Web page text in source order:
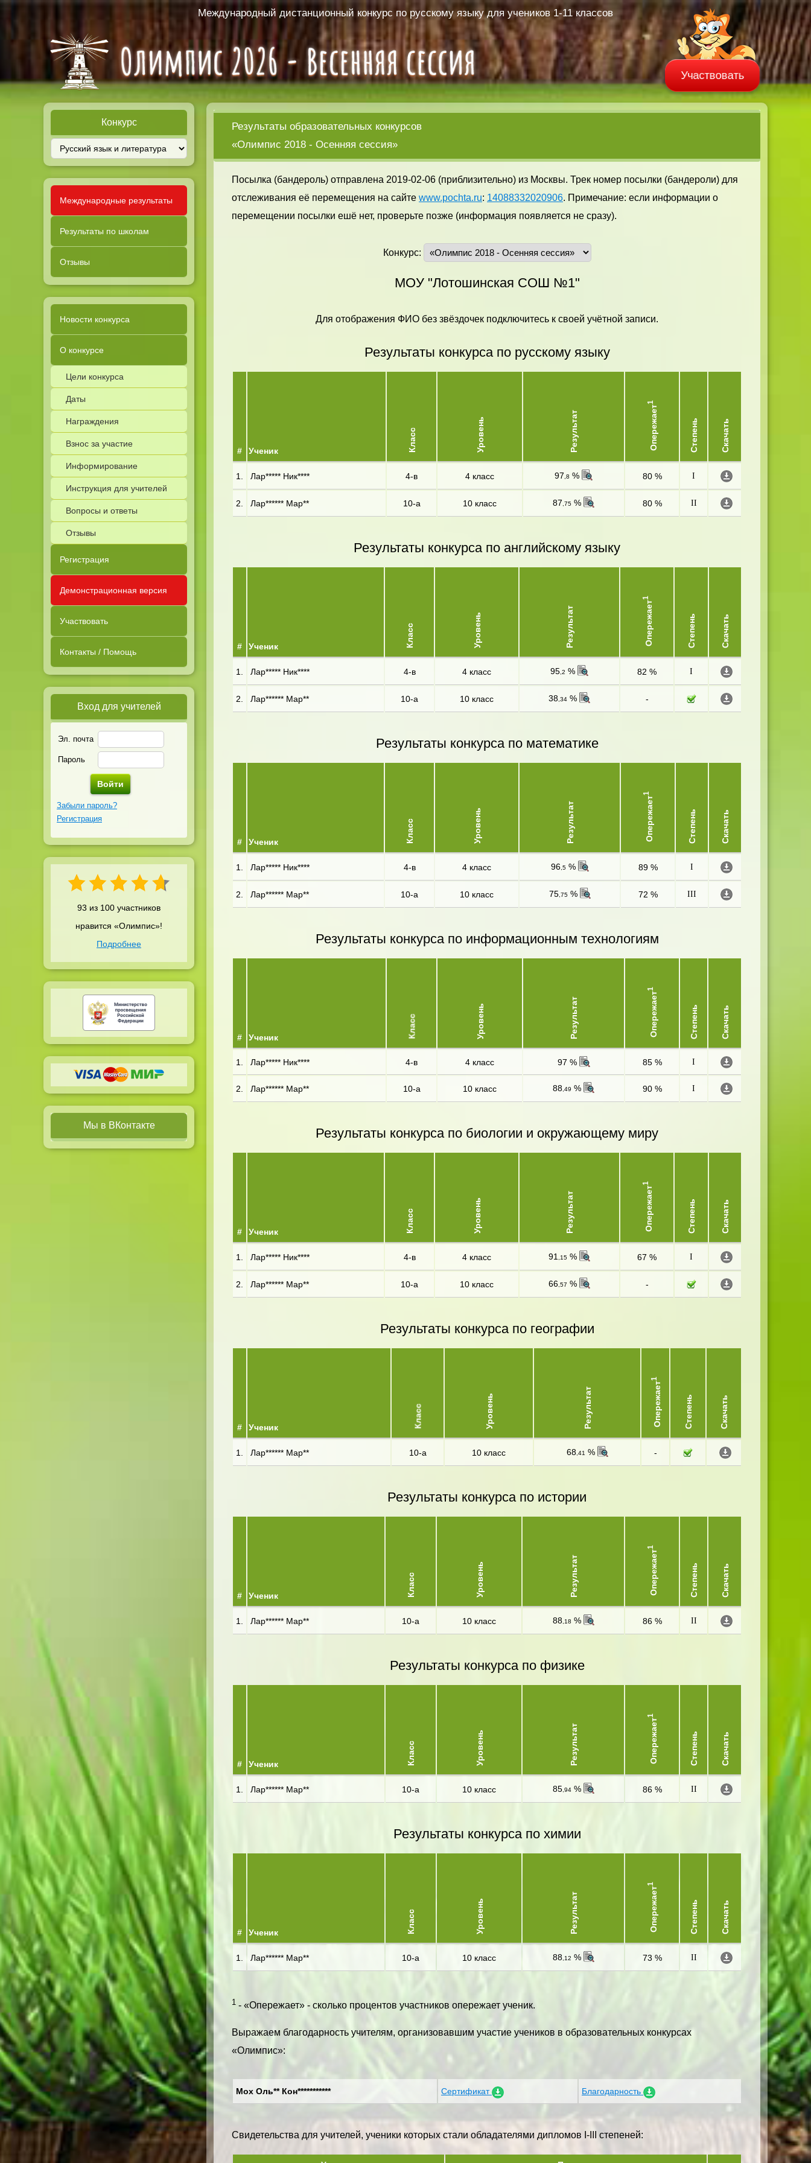
Международный дистанционный конкурс по русскому языку для учеников 1-11 классов
Участвовать
Конкурс
Международные результаты
Результаты по школам
Отзывы
Новости конкурса
О конкурсе
Цели конкурса
Даты
Награждения
Взнос за участие
Информирование
Инструкция для учителей
Вопросы и ответы
Отзывы
Регистрация
Демонстрационная версия
Участвовать
Контакты / Помощь
Вход для учителей
Эл. почта
Пароль
Забыли пароль?
Регистрация
93 из 100 участников
нравится «Олимпис»!
Подробнее
Мы в ВКонтакте
Результаты образовательных конкурсов
«Олимпис 2018 - Осенняя сессия»
Посылка (бандероль) отправлена 2019-02-06 (приблизительно) из Москвы. Трек номер посылки (бандероли) для
отслеживания её перемещения на сайте www.pochta.ru: 14088332020906. Примечание: если информации о
перемещении посылки ешё нет, проверьте позже (информация появляется не сразу).
Конкурс:
МОУ "Лотошинская СОШ №1"
Для отображения ФИО без звёздочек подключитесь к своей учётной записи.
Результаты конкурса по русскому языку
# Ученик Класс Уровень Результат Опережает
1
Степень Скачать
1. Лар***** Ник**** 4-в 4 класс 97 ,8 % 80 % I
2. Лар****** Мар** 10-а 10 класс 87 ,75 % 80 % II
Результаты конкурса по английскому языку
# Ученик Класс Уровень Результат Опережает
1
Степень Скачать
1. Лар***** Ник**** 4-в 4 класс 95 ,2 % 82 % I
2. Лар****** Мар** 10-а 10 класс 38 ,34 % -
Результаты конкурса по математике
# Ученик Класс Уровень Результат Опережает
1
Степень Скачать
1. Лар***** Ник**** 4-в 4 класс 96,5% 89 % I
2. Лар****** Мар** 10-а 10 класс 75,75% 72 % III
Результаты конкурса по информационным технологиям
# Ученик Класс Уровень Результат Опережает
1
Степень Скачать
1. Лар***** Ник**** 4-в 4 класс 97 % 85 % I
2. Лар****** Мар** 10-а 10 класс 88 ,49 % 90 % I
Результаты конкурса по биологии и окружающему миру
# Ученик Класс Уровень Результат Опережает
1
Степень Скачать
1. Лар***** Ник**** 4-в 4 класс 91 ,15 % 67 % I
2. Лар****** Мар** 10-а 10 класс 66 ,57 % -
Результаты конкурса по географии
# Ученик Класс Уровень Результат Опережает
1
Степень Скачать
1. Лар****** Мар** 10-а 10 класс 68,41 % -
Результаты конкурса по истории
# Ученик Класс Уровень Результат Опережает
1
Степень Скачать
1. Лар****** Мар** 10-а 10 класс 88,18 % 86 % II
Результаты конкурса по физике
# Ученик Класс Уровень Результат Опережает
1
Степень Скачать
1. Лар****** Мар** 10-а 10 класс 85,94% 86 % II
Результаты конкурса по химии
# Ученик Класс Уровень Результат Опережает
1
Степень Скачать
1. Лар****** Мар** 10-а 10 класс 88,12 % 73 % II
1 - «Опережает» - сколько процентов участников опережает ученик.
Выражаем благодарность учителям, организовавшим участие учеников в образовательных конкурсах
«Олимпис»:
Мох Оль** Кон*********** Сертификат Благодарность
Свидетельства для учителей, ученики которых стали обладателями дипломов I-III степеней: